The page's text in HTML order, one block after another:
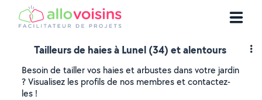
Tailleurs de haies à Lunel (34) et alentours
Besoin de tailler vos haies et arbustes dans votre jardin
? Visualisez les profils de nos membres et contactez-
les !